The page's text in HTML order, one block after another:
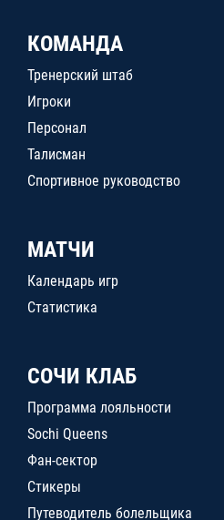
КОМАНДА
Тренерский штаб
Игроки
Персонал
Талисман
Спортивное руководство
МАТЧИ
Календарь игр
Статистика
СОЧИ КЛАБ
Программа лояльности
Sochi Queens
Фан-сектор
Стикеры
Путеводитель болельщика